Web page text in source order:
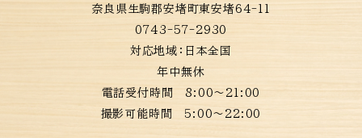
奈良県生駒郡安堵町東安堵64-11
0743-57-2930
対応地域： 日本全国
年中無休
電話受付時間 8:00〜21:00
撮影可能時間 5:00〜22:00